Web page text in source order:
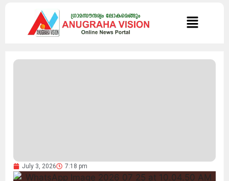
July 3, 2026 7:18 pm